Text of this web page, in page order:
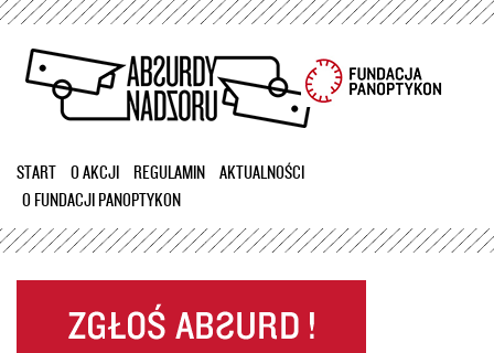
Przejdź
treści
START O AKCJI REGULAMIN
AKTUALNOŚCI
O FUNDACJI PANOPTYKON